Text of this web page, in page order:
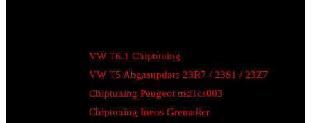
VW T6.1 Chiptuning
VW T5 Abgasupdate 23R7 / 23S1 / 23Z7
Chiptuning Peugeot md1cs003
Chiptuning Ineos Grenadier